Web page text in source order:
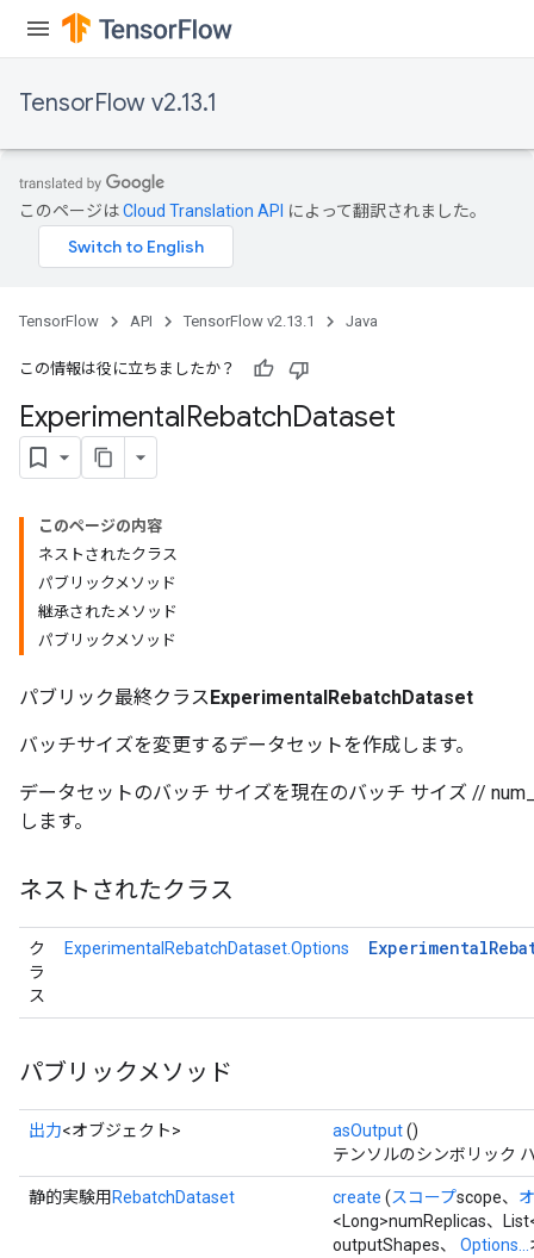
TensorFlow v2.13.1
このページはCloud Translation API によって翻訳されました。
TensorFlow API TensorFlow v2.13.1 Java
この情報は役に立ちましたか？
ExperimentalRebatchDataset
このページの内容
ネストされたクラス
パブリックメソッド
継承されたメソッド
パブリックメソッド
パブリック最終クラスExperimentalRebatchDataset
バッチサイズを変更するデータセットを作成します。
データセットのバッチ サイズを現在のバッチ サイズ //
します。
ネストされたクラス
ク
ラ
ス
ExperimentalRebatchDataset.Options Experimental
パブリックメソッド
出力<オブジェクト> asOutput()
テンソルのシンボリック
静的実験用 RebatchDataset create (スコープscope、
<Long>numReplicas、
outputShapes、 Options...